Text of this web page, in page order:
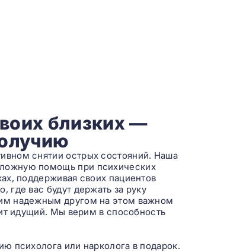
близких —
снятии острых состояний. Наша
помощь при психических
поддерживая своих пациентов
вас будут держать за руку
надежным другом на этом важном
идущий. Мы верим в способность
психолога или нарколога в подарок.